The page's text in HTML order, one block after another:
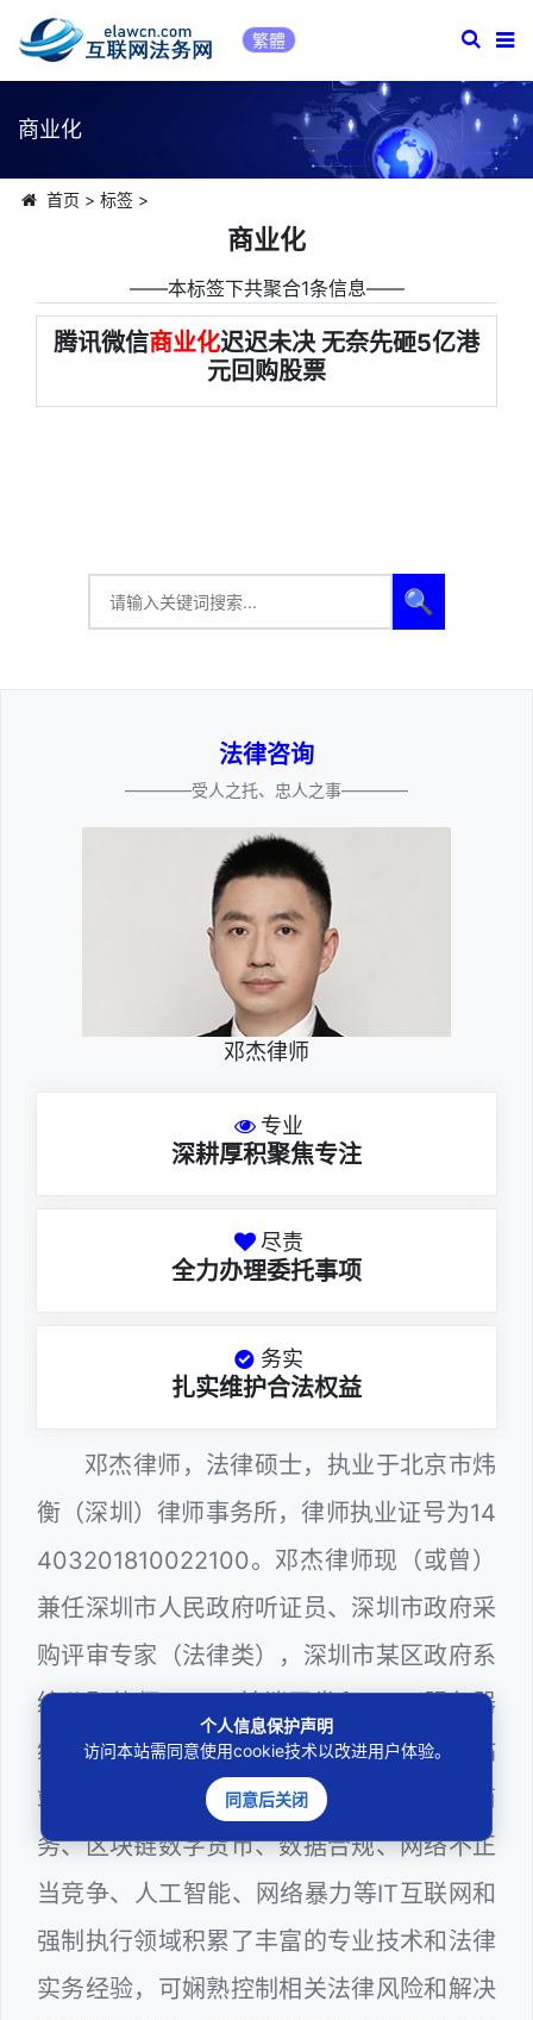
繁體
商业化
首页 > 标签>
商业化
――本标签下共聚合1条信息――
腾讯微信商业化迟迟未决 无奈先砸5亿港
元回购股票
🔍
法律咨询
————受人之托、忠人之事————
邓杰律师
专业
深耕厚积聚焦专注
尽责
全力办理委托事项
务实
扎实维护合法权益
邓杰律师，法律硕士，执业于北京市炜
衡（深圳）律师事务所，律师执业证号为14
403201810022100。邓杰律师现（或曾）
兼任深圳市人民政府听证员、深圳市政府采
购评审专家（法律类），深圳市某区政府系
统公职律师、WEB前端开发和 WEB服务器
维护工程师、计算机信息网络安全员和网站
站长多年，在软件程序、网络游戏、电子商
务、区块链数字货币、数据合规、网络不正
当竞争、人工智能、网络暴力等IT互联网和
强制执行领域积累了丰富的专业技术和法律
实务经验，可娴熟控制相关法律风险和解决
个人信息保护声明
访问本站需同意使用cookie技术以改进用户体验。
同意后关闭